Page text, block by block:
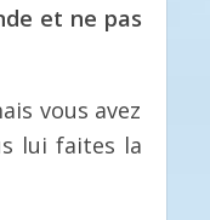
et ne pas
vous avez
lui faites la